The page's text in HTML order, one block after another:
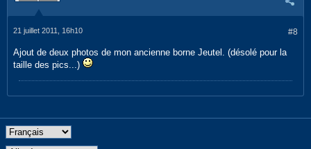
#8
21 juillet 2011, 16h10
Ajout de deux photos de mon ancienne borne Jeutel. (désolé pour la
taille des pics...)